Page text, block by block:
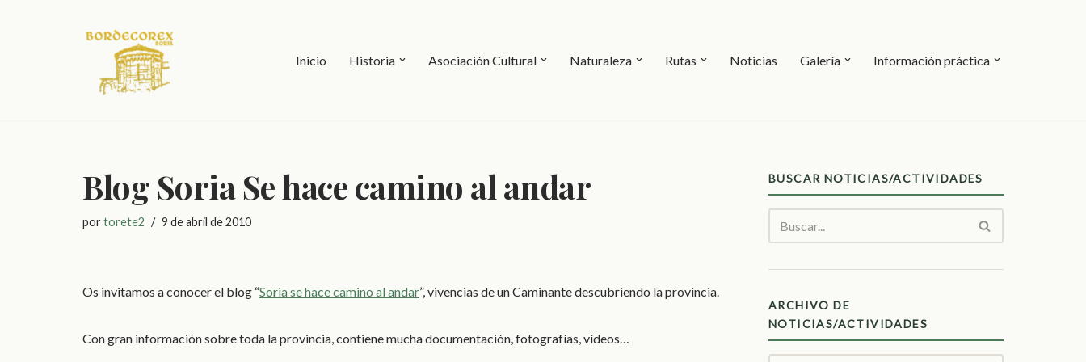
Inicio Historia Asociación Cultural Naturaleza Rutas Noticias Galería Información práctica
Blog Soria Se hace camino al andar
portorete2 9 de abril de 2010
Os invitamos a conocer el blog “Soria se hace camino al andar”, vivencias de un Caminante descubriendo la provincia.
Con gran información sobre toda la provincia, contiene mucha documentación, fotografías, vídeos…
BUSCAR NOTICIAS/ACTIVIDADES
ARCHIVO DE
NOTICIAS/ACTIVIDADES